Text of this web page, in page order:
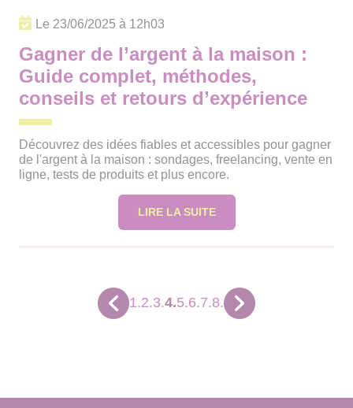
Le 23/06/2025 à 12h03
Gagner de l’argent à la maison :
Guide complet, méthodes,
conseils et retours d’expérience
Découvrez des idées fiables et accessibles pour gagner
de l'argent à la maison : sondages, freelancing, vente en
ligne, tests de produits et plus encore.
LIRE LA SUITE
1.2.3.4.5.6.7.8.